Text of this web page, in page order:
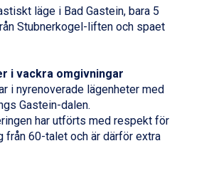
från 7.395 kr.
6.145 kr.
kr.
kr.
kr.
kr.
kr.
kr.
8.595 kr.
läge i Bad Gastein, bara 5
Stubnerkogel-liften och spaet
i vackra omgivningar
i nyrenoverade lägenheter med
Gastein-dalen.
har utförts med respekt för
från 60-talet och är därför extra